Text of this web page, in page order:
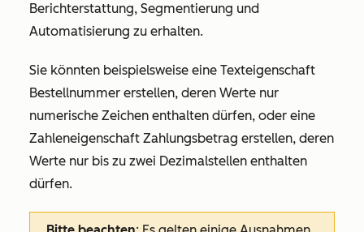
Berichterstattung, Segmentierung und
Automatisierung zu erhalten.
Sie könnten beispielsweise eine Texteigenschaft
Bestellnummer erstellen, deren Werte nur
numerische Zeichen enthalten dürfen, oder eine
Zahleneigenschaft Zahlungsbetrag erstellen, deren
Werte nur bis zu zwei Dezimalstellen enthalten
dürfen.